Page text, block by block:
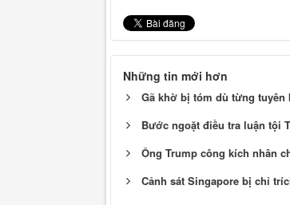
Những tin mới hơn
Gã khờ bị tóm dù từng
Bước ngoặt điều tra luận tội
Ông Trump công kích nhân
Cảnh sát Singapore bị chỉ